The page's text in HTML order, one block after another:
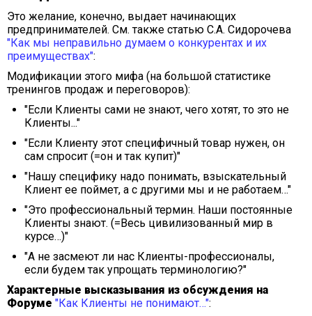
Это желание, конечно, выдает начинающих
предпринимателей. См. также статью С.А. Сидорочева
"Как мы неправильно думаем о конкурентах и их
преимуществах":
Модификации этого мифа (на большой статистике
тренингов продаж и переговоров):
"Если Клиенты сами не знают, чего хотят, то это не
Клиенты..."
"Если Клиенту этот специфичный товар нужен, он
сам спросит (=он и так купит)"
"Нашу специфику надо понимать, взыскательный
Клиент ее поймет, а с другими мы и не работаем…"
"Это профессиональный термин. Наши постоянные
Клиенты знают. (=Весь цивилизованный мир в
курсе…)"
"А не засмеют ли нас Клиенты-профессионалы,
если будем так упрощать терминологию?"
Характерные высказывания из обсуждения на
Форуме "Как Клиенты не понимают…":